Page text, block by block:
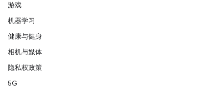
游戏
机器学习
健康与健身
相机与媒体
隐私权政策
5G